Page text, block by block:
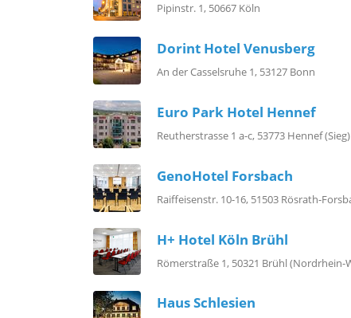
Pipinstr. 1, 50667 Köln
Dorint Hotel Venusberg
An der Casselsruhe 1, 53127 Bonn
Euro Park Hotel Hennef
Reutherstrasse 1 a-c, 53773 Hennef (Sieg)
GenoHotel Forsbach
Raiffeisenstr. 10-16, 51503 Rösrath-
H+ Hotel Köln Brühl
Römerstraße 1, 50321 Brühl (Nordrhein-
Haus Schlesien